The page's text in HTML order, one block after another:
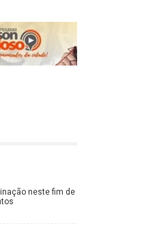
neste fim de